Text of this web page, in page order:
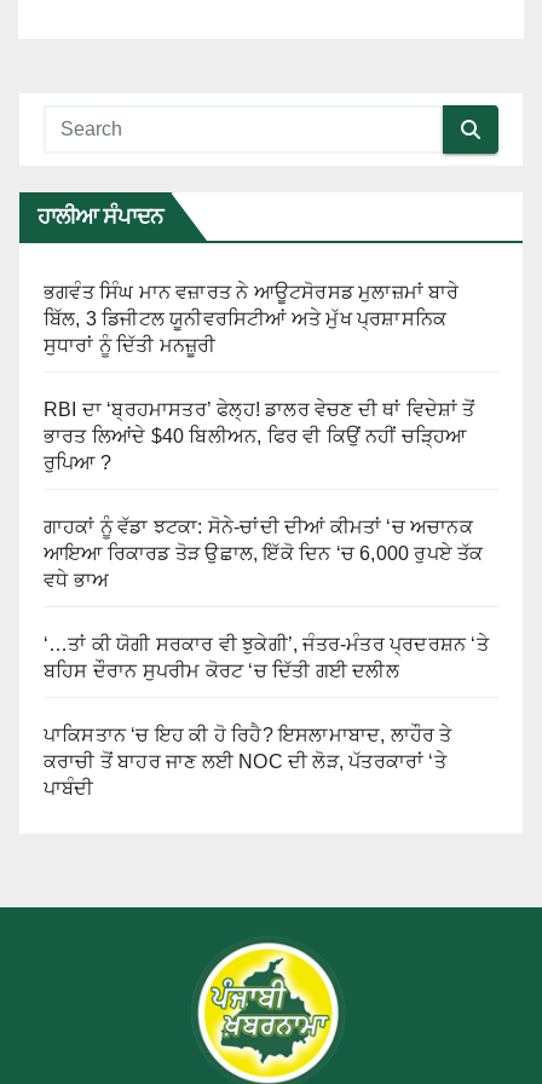
ਹਾਲੀਆ ਸੰਪਾਦਨ
ਭਗਵੰਤ ਸਿੰਘ ਮਾਨ ਵਜ਼ਾਰਤ ਨੇ ਆਊਟਸੋਰਸਡ ਮੁਲਾਜ਼ਮਾਂ ਬਾਰੇ
ਬਿੱਲ, 3 ਡਿਜੀਟਲ ਯੂਨੀਵਰਸਿਟੀਆਂ ਅਤੇ ਮੁੱਖ ਪ੍ਰਸ਼ਾਸਨਿਕ
ਸੁਧਾਰਾਂ ਨੂੰ ਦਿੱਤੀ ਮਨਜ਼ੂਰੀ
RBI ਦਾ ‘ਬ੍ਰਹਮਾਸਤਰ’ ਫੇਲ੍ਹ! ਡਾਲਰ ਵੇਚਣ ਦੀ ਥਾਂ ਵਿਦੇਸ਼ਾਂ ਤੋਂ
ਭਾਰਤ ਲਿਆਂਦੇ $40 ਬਿਲੀਅਨ, ਫਿਰ ਵੀ ਕਿਉਂ ਨਹੀਂ ਚੜ੍ਹਿਆ
ਰੁਪਿਆ ?
ਗਾਹਕਾਂ ਨੂੰ ਵੱਡਾ ਝਟਕਾ: ਸੋਨੇ-ਚਾਂਦੀ ਦੀਆਂ ਕੀਮਤਾਂ ‘ਚ ਅਚਾਨਕ
ਆਇਆ ਰਿਕਾਰਡ ਤੋੜ ਉਛਾਲ, ਇੱਕੋ ਦਿਨ ‘ਚ 6,000 ਰੁਪਏ ਤੱਕ
ਵਧੇ ਭਾਅ
‘…ਤਾਂ ਕੀ ਯੋਗੀ ਸਰਕਾਰ ਵੀ ਝੁਕੇਗੀ’, ਜੰਤਰ-ਮੰਤਰ ਪ੍ਰਦਰਸ਼ਨ ‘ਤੇ
ਬਹਿਸ ਦੌਰਾਨ ਸੁਪਰੀਮ ਕੋਰਟ ‘ਚ ਦਿੱਤੀ ਗਈ ਦਲੀਲ
ਪਾਕਿਸਤਾਨ ‘ਚ ਇਹ ਕੀ ਹੋ ਰਿਹੈ? ਇਸਲਾਮਾਬਾਦ, ਲਾਹੌਰ ਤੇ
ਕਰਾਚੀ ਤੋਂ ਬਾਹਰ ਜਾਣ ਲਈ NOC ਦੀ ਲੋੜ, ਪੱਤਰਕਾਰਾਂ ‘ਤੇ
ਪਾਬੰਦੀ